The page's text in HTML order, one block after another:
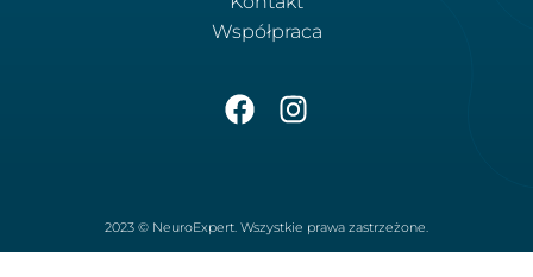
Współpraca
2023 © NeuroExpert. Wszystkie prawa zastrzeżone.